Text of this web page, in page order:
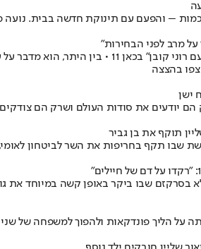
– והפעם עם תינוקת חדשה בבית. נועה
על מרב לפני הבחירות"
שליין מתארח בתוכנית "פגישה
צפו בהצצה
ישן
הם יודעים את סודות העולם ושרק הם
תוקף את בן גביר
שבו תקף בחריפות את השר לביטחון
בסרקזם שבו ביקר באופן קשה במיוחד את
על הליך פונדקאות ולהפוך למשפחה של